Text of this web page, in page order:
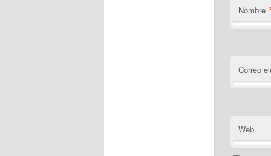
Nombre
Correo
Web